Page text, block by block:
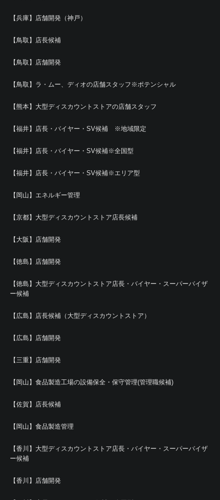
【兵庫】店舗開発（神戸）
【鳥取】店長候補
【鳥取】店舗開発
【鳥取】ラ・ムー、ディオの店舗スタッフ※ポテンシャル
【熊本】大型ディスカウントストアの店舗スタッフ
【福井】店長・バイヤー・SV候補 ※地域限定
【福井】店長・バイヤー・SV候補※全国型
【福井】店長・バイヤー・SV候補※エリア型
【岡山】エネルギー管理
【京都】大型ディスカウントストア店長候補
【大阪】店舗開発
【徳島】店舗開発
【徳島】大型ディスカウントストア店長・バイヤー・スーパーバイザ
ー候補
【広島】店長候補（大型ディスカウントストア）
【広島】店舗開発
【三重】店舗開発
【岡山】食品製造工場の設備保全・保守管理(管理職候補)
【佐賀】店長候補
【岡山】食品製造管理
【香川】大型ディスカウントストア店長・バイヤー・スーパーバイザ
ー候補
【香川】店舗開発